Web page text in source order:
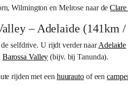
Wilmington en Melrose naar de
– Adelaide (141km
selfdrive. U rijdt verder naarAdelaide
Barossa Valley (bijv. bij Tanunda).
rijden met een huurautoof een